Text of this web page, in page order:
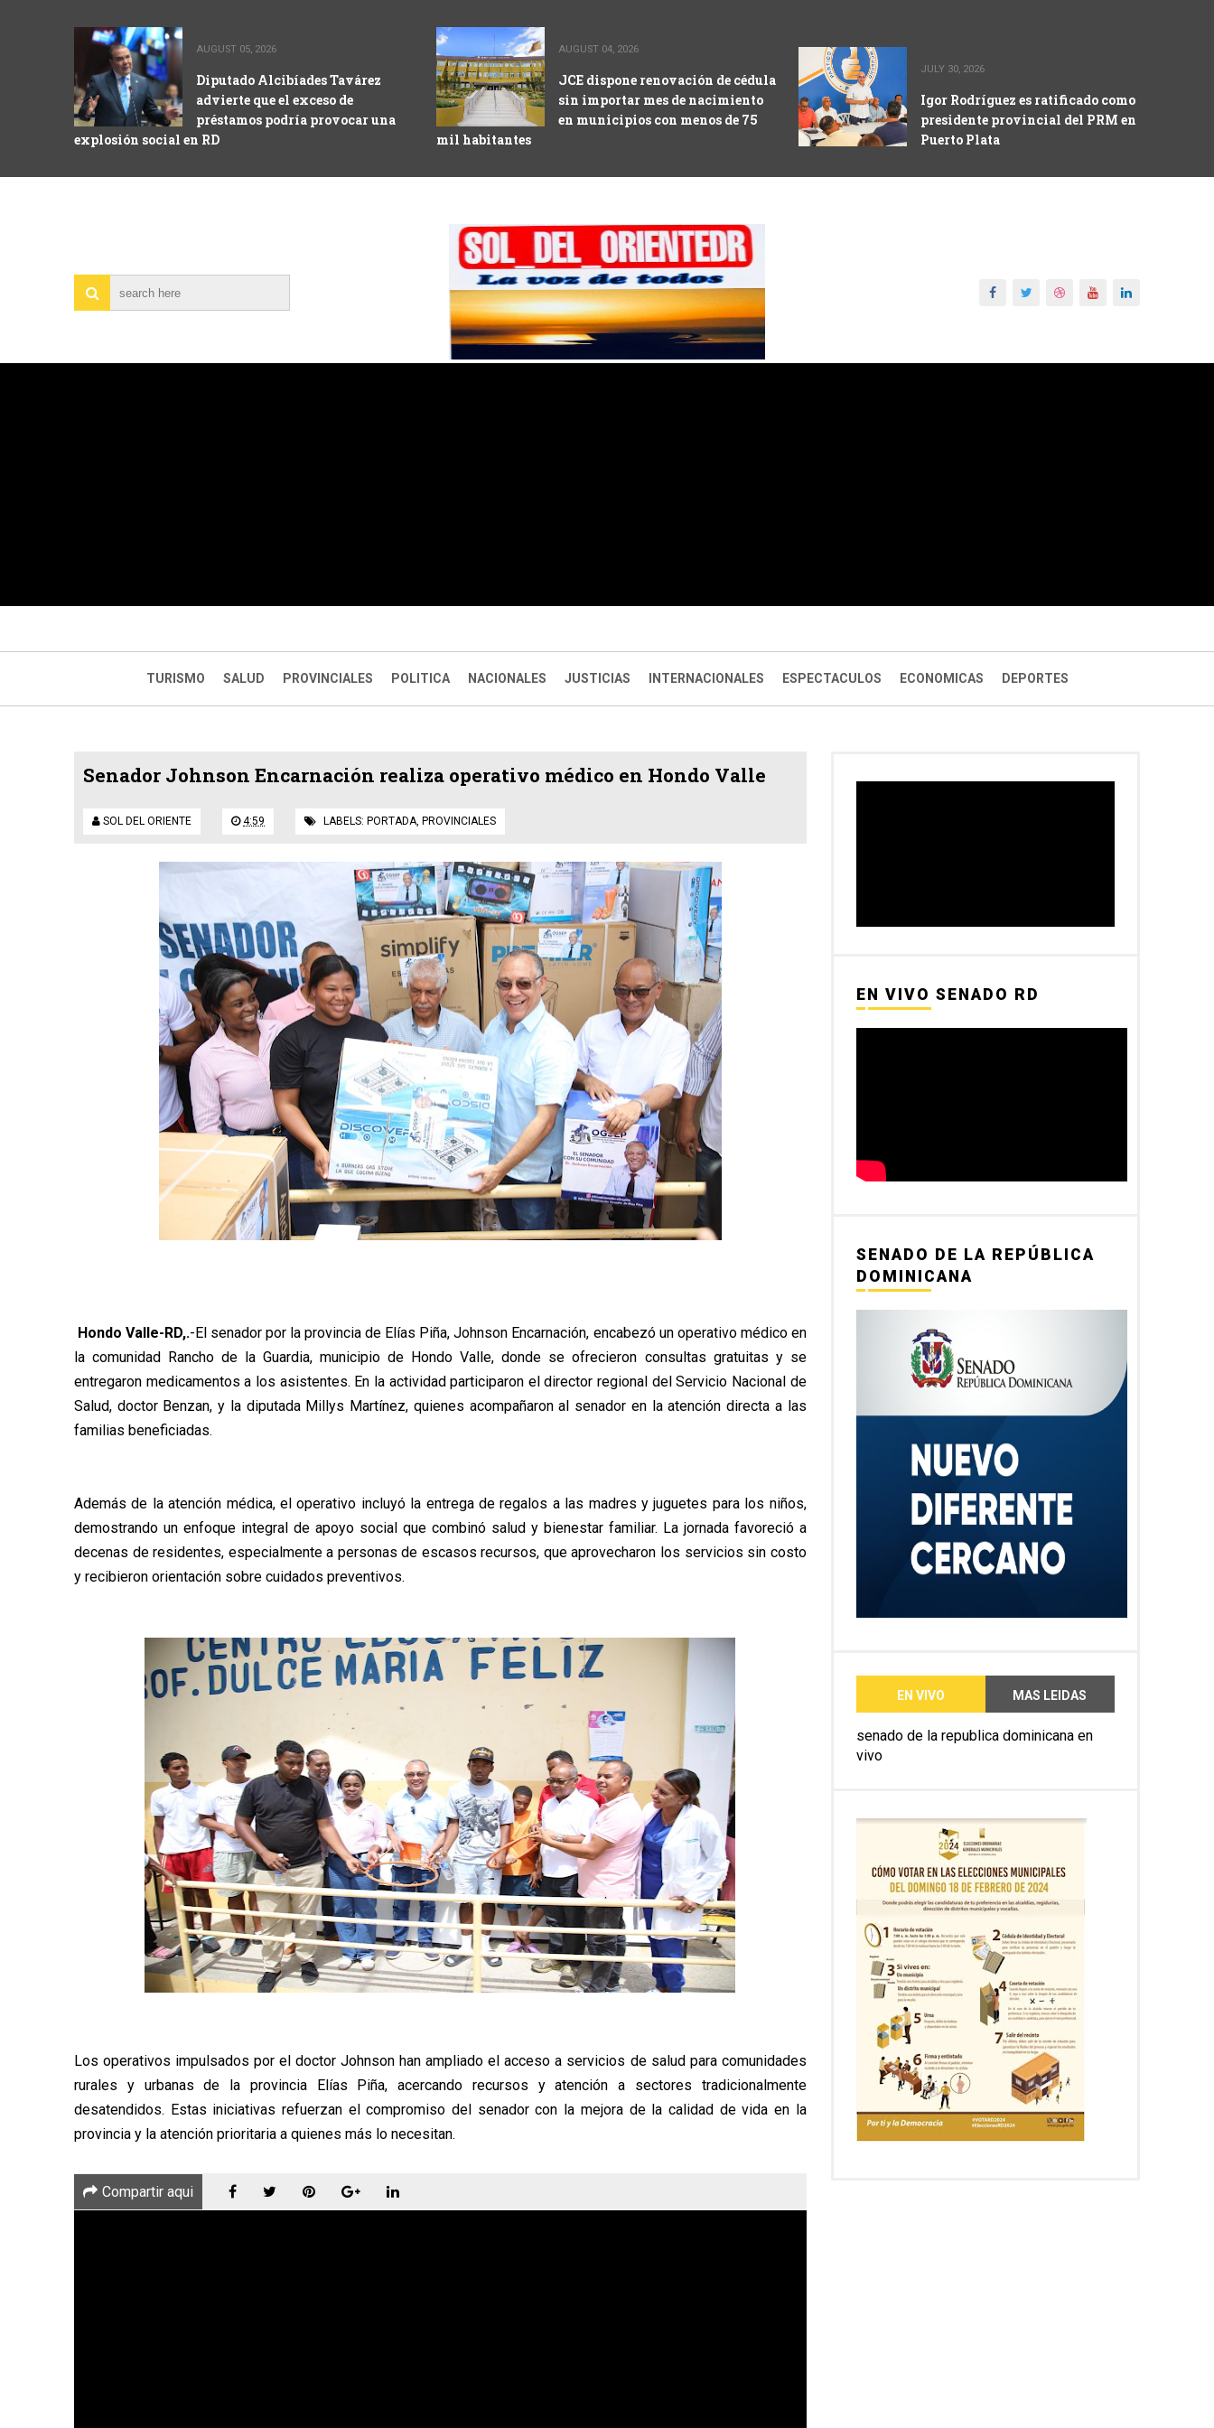
AUGUST 05, 2026
Diputado Alcibíades Tavárez
advierte que el exceso de
préstamos podría provocar una
explosión social en RD
AUGUST 04, 2026
JCE dispone renovación de cédula
sin importar mes de nacimiento
en municipios con menos de 75
mil habitantes
JULY 30, 2026
Igor Rodríguez es ratificado como
presidente provincial del PRM en
Puerto Plata
TURISMO SALUD PROVINCIALES POLITICA NACIONALES JUSTICIAS INTERNACIONALES ESPECTACULOS ECONOMICAS DEPORTES
Senador Johnson Encarnación realiza operativo médico en Hondo Valle
SOL DEL ORIENTE 4:59 LABELS: PORTADA PROVINCIALES
Hondo Valle-RD,.-El senador por la provincia de Elías Piña, Johnson Encarnación, encabezó un operativo médico en
la comunidad Rancho de la Guardia, municipio de Hondo Valle, donde se ofrecieron consultas gratuitas y se
entregaron medicamentos a los asistentes. En la actividad participaron el director regional del Servicio Nacional de
Salud, doctor Benzan, y la diputada Millys Martínez, quienes acompañaron al senador en la atención directa a las
familias beneficiadas.
Además de la atención médica, el operativo incluyó la entrega de regalos a las madres y juguetes para los niños,
demostrando un enfoque integral de apoyo social que combinó salud y bienestar familiar. La jornada favoreció a
decenas de residentes, especialmente a personas de escasos recursos, que aprovecharon los servicios sin costo
y recibieron orientación sobre cuidados preventivos.
Los operativos impulsados por el doctor Johnson han ampliado el acceso a servicios de salud para comunidades
rurales y urbanas de la provincia Elías Piña, acercando recursos y atención a sectores tradicionalmente
desatendidos. Estas iniciativas refuerzan el compromiso del senador con la mejora de la calidad de vida en la
provincia y la atención prioritaria a quienes más lo necesitan.
Compartir aqui
EN VIVO SENADO RD
SENADO DE LA REPÚBLICA
DOMINICANA
EN VIVO MAS LEIDAS
senado de la republica dominicana en
vivo